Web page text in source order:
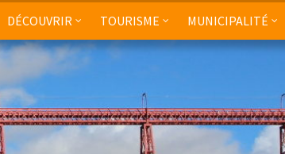
DÉCOUVRIR TOURISME MUNICIPALITÉ